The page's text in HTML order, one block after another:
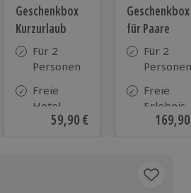
Geschenkbox
Kurzurlaub
Für 2
Personen
Freie
Hotel-
Auswahl
Aktueller Preis
59,90 €
Geschenkbox
für Paare
Für 2
Personen
Freie
Erlebnis-
Auswahl